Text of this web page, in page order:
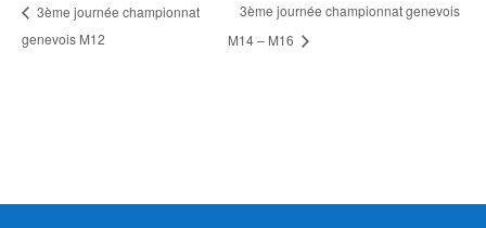
3ème journée championnat
genevois M12
3ème journée championnat genevois
M14 – M16